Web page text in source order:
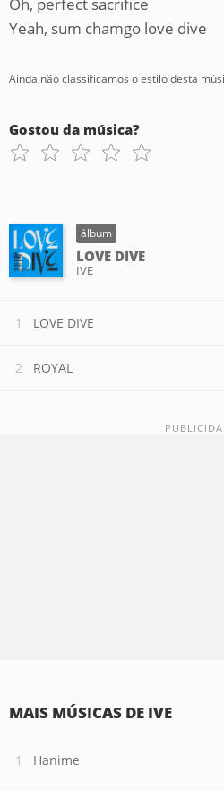
Yeah, sum chamgo love dive
Ainda não classificamos o estilo desta
Gostou da música?
álbum
LOVE DIVE
IVE
LOVE DIVE
ROYAL
MAIS MÚSICAS DE IVE
Hanime